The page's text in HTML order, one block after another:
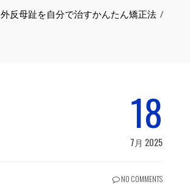
外反母趾を自分で治すかんたん矯正法
18
7月 2025
NO COMMENTS